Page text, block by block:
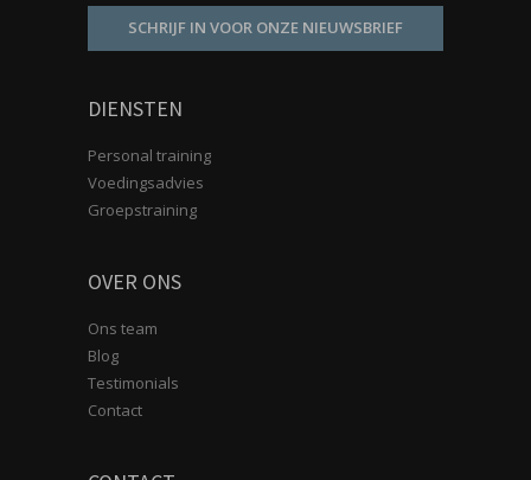
SCHRIJF IN VOOR ONZE NIEUWSBRIEF
DIENSTEN
Personal training
Voedingsadvies
Groepstraining
OVER ONS
Ons team
Blog
Testimonials
Contact